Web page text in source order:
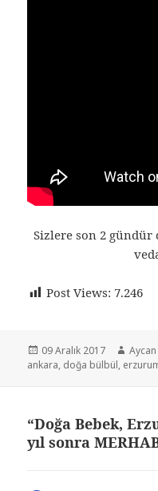
Sizlere son 2
Post Views: 7.246
Yayın
tarihi
09 Aralık 2017 Yazar
ankara, doğa bülbül,
“Doğa Bebek,
yıl sonra